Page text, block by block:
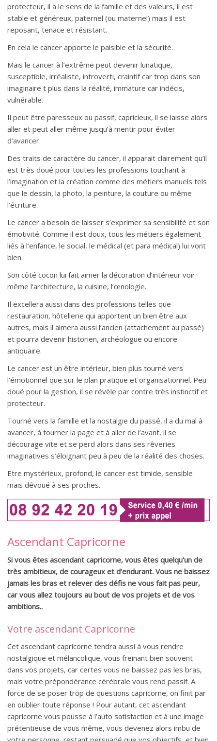
protecteur, il a le sens de la famille et des valeurs, il est
stable et généreux, paternel (ou maternel) mais il est
reposant, tenace et résistant.
En cela le cancer apporte le paisible et la sécurité.
Mais le cancer à l’extrême peut devenir lunatique,
susceptible, irréaliste, introverti, craintif car trop dans son
imaginaire t plus dans la réalité, immature car indécis,
vulnérable.
Il peut être paresseux ou passif, capricieux, il se laisse alors
aller et peut aller même jusqu’à mentir pour éviter
d’avancer.
Des traits de caractère du cancer, il apparait clairement qu’il
est très doué pour toutes les professions touchant à
l’imagination et la création comme des métiers manuels tels
que le dessin, la photo, la peinture, la couture ou même
l’écriture.
Le cancer a besoin de laisser s’exprimer sa sensibilité et son
émotivité. Comme il est doux, tous les métiers également
liés à l’enfance, le social, le médical (et para médical) lui vont
bien.
Son côté cocon lui fait aimer la décoration d’intérieur voir
même l’architecture, la cuisine, l’œnologie.
Il excellera aussi dans des professions telles que
restauration, hôtellerie qui apportent un bien être aux
autres, mais il aimera aussi l’ancien (attachement au passé)
et pourra devenir historien, archéologue ou encore
antiquaire.
Le cancer est un être intérieur, bien plus tourné vers
l’émotionnel que sur le plan pratique et organisationnel. Peu
doué pour la gestion, il se révèle par contre très instinctif et
protecteur.
Tourné vers la famille et la nostalgie du passé, il a du mal à
avancer, à tourner la page et à aller de l’avant, il se
décourage vite et se perd alors dans ses rêveries
imaginatives s’éloignant peu à peu de la réalité des choses.
Etre mystérieux, profond, le cancer est timide, sensible
mais dévoué à ses proches.
Ascendant Capricorne
Si vous êtes ascendant capricorne, vous êtes quelqu'un de
très ambitieux, de courageux et d’endurant. Vous ne baissez
jamais les bras et relever des défis ne vous fait pas peur,
car vous allez toujours au bout de vos projets et de vos
ambitions..
Votre ascendant Capricorne
Cet ascendant capricorne tendra aussi à vous rendre
nostalgique et mélancolique, vous freinant bien souvent
dans vos projets, car certes vous ne baissez pas les bras,
mais votre prépondérance cérébrale vous rend passif. A
force de se poser trop de questions capricorne, on finit par
en oublier toute réponse ! Pour autant, cet ascendant
capricorne vous pousse à l’auto satisfaction et à une image
prétentieuse de vous même, vous devenez alors imbu de